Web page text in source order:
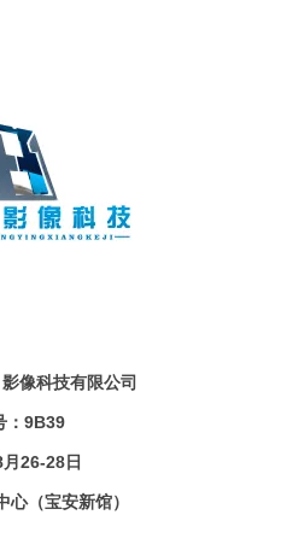
像科技有限公司
：9B39
26-28日
心（宝安新馆）